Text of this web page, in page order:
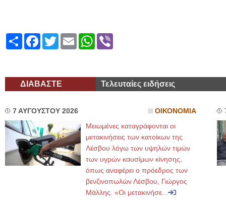
ShareFacebook
TwitterEmailWhatsApp
ΔΙΑΒΑΣΤΕ Τελευταίες ειδήσεις
7 ΑΥΓΟΥΣΤΟΥ 2026 ΟΙΚΟΝΟΜΙΑ
Μειωμένες καταγράφονται οι
μετακινήσεις των κατοίκων της
Λέσβου λόγω των υψηλών τιμών
των υγρών καυσίμων κίνησης,
όπως αναφέρει ο πρόεδρος των
βενζινοπωλών Λέσβου, Γιώργος
Μάλλης. «Οι μετακινήσε...